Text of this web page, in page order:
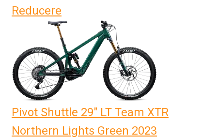
fost:
30.965,83 lei.
30.360,83 lei.
Reducere
Pivot Shuttle 29" LT Team XTR
Northern Lights Green 2023